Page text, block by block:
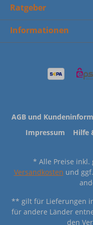
Ratgeber
Informationen
AGB und
Impressum
Hilfe
* Alle Preise inkl.
Versandkosten und
** gilt für Lieferungen
für andere Länder
den